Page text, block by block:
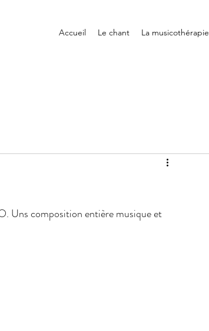
Accueil Le chant La musicothérapie
Uns composition entière musique et